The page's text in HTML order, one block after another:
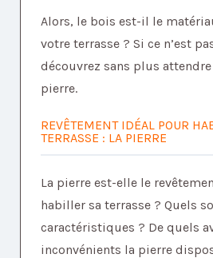
Alors, le bois est-il le
votre terrasse ? Si ce n’est
découvrez sans plus
pierre.
REVÊTEMENT IDÉAL POUR
TERRASSE : LA PIERRE
La pierre est-elle le
habiller sa terrasse ? Quels
caractéristiques ? De quels
inconvénients la pierre